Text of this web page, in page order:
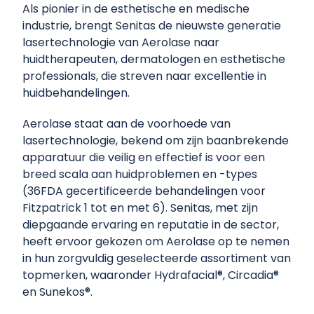
Als pionier in de esthetische en medische
industrie, brengt Senitas de nieuwste generatie
lasertechnologie van Aerolase naar
huidtherapeuten, dermatologen en esthetische
professionals, die streven naar excellentie in
huidbehandelingen.
Aerolase staat aan de voorhoede van
lasertechnologie, bekend om zijn baanbrekende
apparatuur die veilig en effectief is voor een
breed scala aan huidproblemen en -types
(36FDA gecertificeerde behandelingen voor
Fitzpatrick 1 tot en met 6). Senitas, met zijn
diepgaande ervaring en reputatie in de sector,
heeft ervoor gekozen om Aerolase op te nemen
in hun zorgvuldig geselecteerde assortiment van
topmerken, waaronder Hydrafacial®, Circadia®
en Sunekos®.